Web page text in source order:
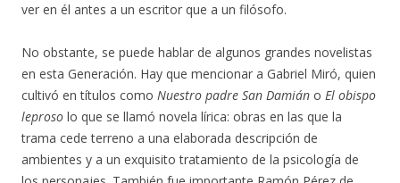
ver en él antes a un escritor que a un filósofo.
No obstante, se puede hablar de algunos grandes novelistas
en esta Generación. Hay que mencionar a Gabriel Miró, quien
cultivó en títulos como Nuestro padre San Damián o El obispo
leproso lo que se llamó novela lírica: obras en las que la
trama cede terreno a una elaborada descripción de
ambientes y a un exquisito tratamiento de la psicología de